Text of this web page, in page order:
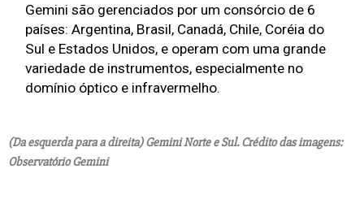
Gemini são gerenciados por um consórcio de 6
países: Argentina, Brasil, Canadá, Chile, Coréia do
Sul e Estados Unidos, e operam com uma grande
variedade de instrumentos, especialmente no
domínio óptico e infravermelho.
(Da esquerda para a direita) Gemini Norte e Sul. Crédito das imagens:
Observatório Gemini